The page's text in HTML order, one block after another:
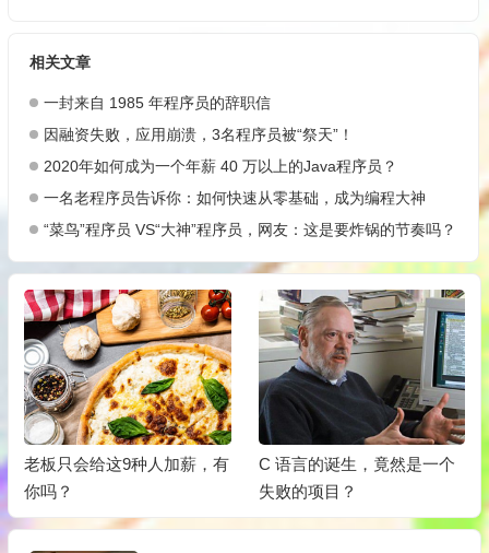
相关文章
一封来自 1985 年程序员的辞职信
因融资失败，应用崩溃，3名程序员被“祭天”！
2020年如何成为一个年薪 40 万以上的Java程序员？
一名老程序员告诉你：如何快速从零基础，成为编程大神
“菜鸟”程序员 VS“大神”程序员，网友：这是要炸锅的节奏吗？
老板只会给这9种人加薪，有
你吗？
C 语言的诞生，竟然是一个
失败的项目？